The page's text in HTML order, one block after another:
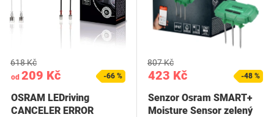
od 209 Kč
618 Kč
-66 %
OSRAM LEDriving
CANCELER ERROR
423 Kč
807 Kč
-48 %
Senzor Osram SMART+
Moisture Sensor zelený